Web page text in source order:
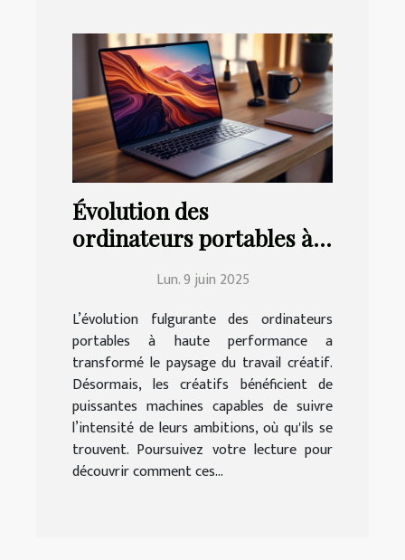
Évolution des
ordinateurs portables à
leur impact sur le travail
créatif
Lun. 9 juin 2025
L’évolution fulgurante des ordinateurs
portables à haute performance a
transformé le paysage du travail créatif.
Désormais, les créatifs bénéficient de
puissantes machines capables de suivre
l’intensité de leurs ambitions, où qu'ils se
trouvent. Poursuivez votre lecture pour
découvrir comment ces...